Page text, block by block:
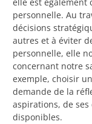
elle est également
personnelle. Au
décisions
autres et à éviter
personnelle, elle
concernant notre
exemple, choisir
demande de la
aspirations, de
disponibles.